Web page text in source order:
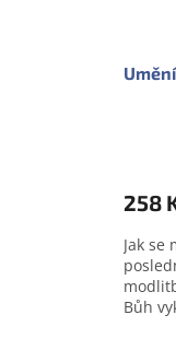
258
Jak se
Bůh